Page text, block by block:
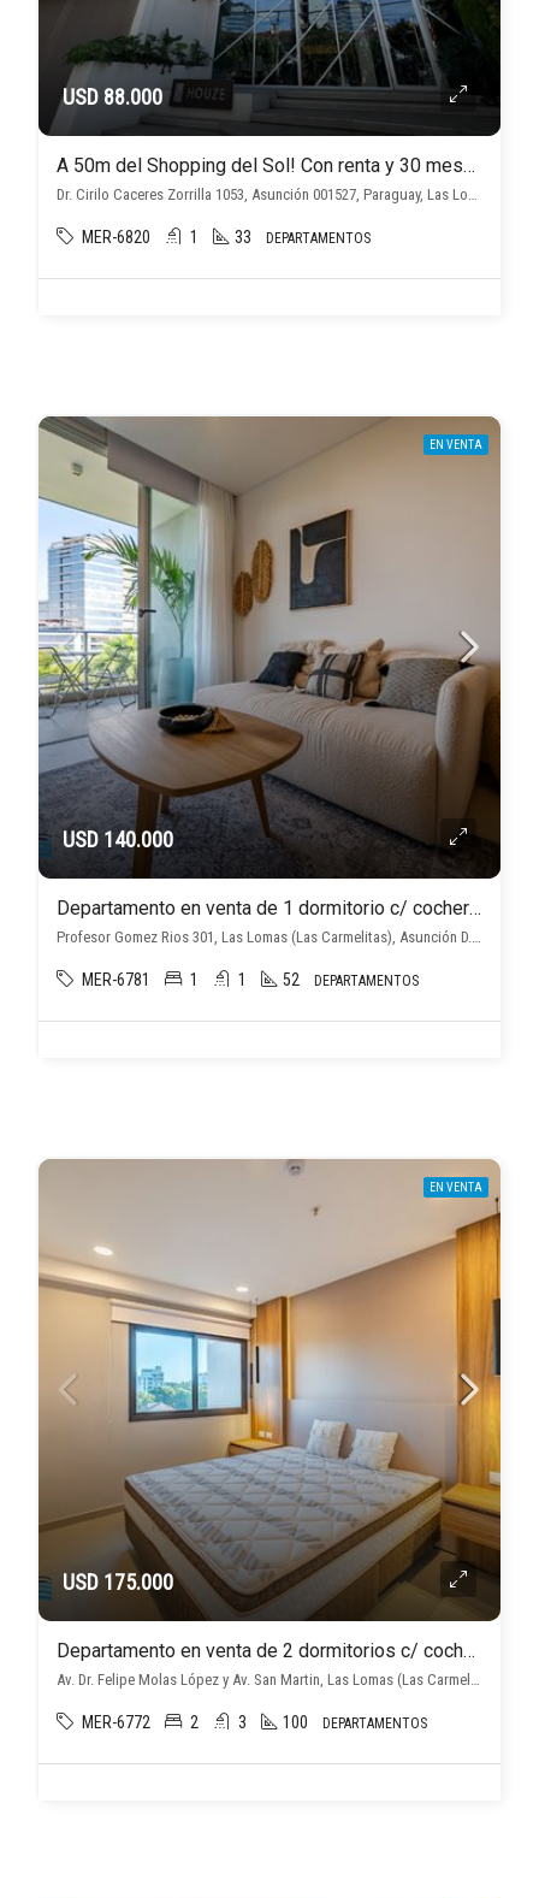
USD 88.000
A 50m del Shopping del Sol! Con renta y 30 meses de financiación!
Dr. Cirilo Caceres Zorrilla 1053, Asunción 001527, Paraguay, Las Lomas (Las Carmelitas), Asunción D.C.
MER-6820 1 33 DEPARTAMENTOS
EN VENTA
USD 140.000
Departamento en venta de 1 dormitorio c/ cochera en Las Lomas (Las Carmelitas)
Profesor Gomez Rios 301, Las Lomas (Las Carmelitas), Asunción D.C.
MER-6781 1 1 52 DEPARTAMENTOS
EN VENTA
USD 175.000
Departamento en venta de 2 dormitorios c/ cochera en Las Lomas (Las Carmelitas)
Av. Dr. Felipe Molas López y Av. San Martin, Las Lomas (Las Carmelitas), Asunción D.C.
MER-6772 2 3 100 DEPARTAMENTOS